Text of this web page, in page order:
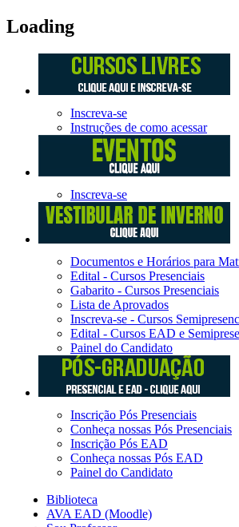
Loading
Inscreva-se
Instruções de como acessar
Inscreva-se
Documentos e Horários para
Edital - Cursos Presenciais
Gabarito - Cursos Presenciais
Lista de Aprovados
Inscreva-se - Cursos
Edital - Cursos EAD e
Painel do Candidato
Inscrição Pós Presenciais
Conheça nossas Pós Presenciais
Inscrição Pós EAD
Conheça nossas Pós EAD
Painel do Candidato
Biblioteca
AVA EAD (Moodle)